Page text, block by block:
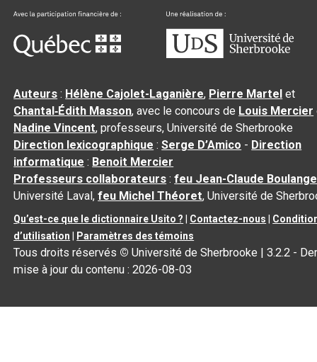
Auteurs : Hélène Cajolet-Laganière, Pierre Martel et
Chantal‑Édith Masson, avec le concours de Louis Mercier
Nadine Vincent, professeurs, Université de Sherbrooke
Direction lexicographique :Serge D’Amico - Direction
informatique : Benoit Mercier
Professeurs collaborateurs :feu Jean-Claude
Université Laval,feu Michel Théoret, Université de
Qu’est-ce que le dictionnaire Usito ? Contactez-nous
d’utilisation
Paramètres des témoins
Tous droits réservés © Université de Sherbrooke |3.2.2 -
mise à jour du contenu :2026-08-03